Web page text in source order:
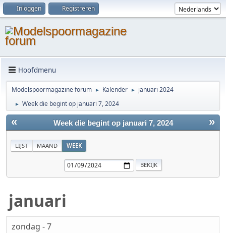
Inloggen Registreren
Hoofdmenu
Modelspoormagazine forum ► Kalender ► januari 2024
► Week die begint op januari 7, 2024
« »
Week die begint op januari 7, 2024
LIJST MAAND WEEK
januari
zondag - 7